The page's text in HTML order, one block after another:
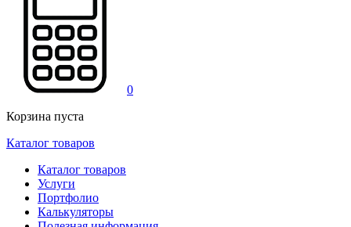
0
Корзина пуста
Каталог товаров
Каталог товаров
Услуги
Портфолио
Калькуляторы